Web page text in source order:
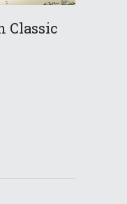
Classic